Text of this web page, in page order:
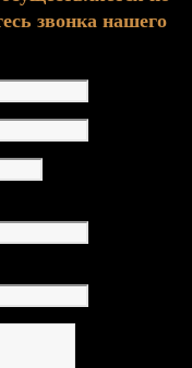
звонка нашего